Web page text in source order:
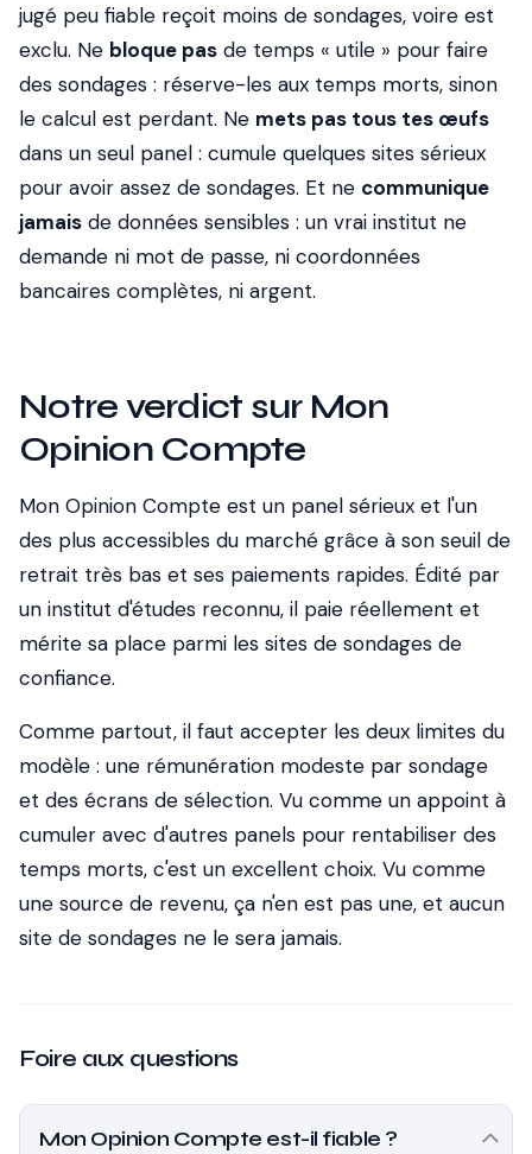
jugé peu fiable reçoit moins de sondages, voire est
exclu. Ne bloque pas de temps « utile » pour faire
des sondages : réserve-les aux temps morts, sinon
le calcul est perdant. Ne mets pas tous tes œufs
dans un seul panel : cumule quelques sites sérieux
pour avoir assez de sondages. Et ne communique
jamais de données sensibles : un vrai institut ne
demande ni mot de passe, ni coordonnées
bancaires complètes, ni argent.
Notre verdict sur Mon
Opinion Compte
Mon Opinion Compte est un panel sérieux et l'un
des plus accessibles du marché grâce à son seuil de
retrait très bas et ses paiements rapides. Édité par
un institut d'études reconnu, il paie réellement et
mérite sa place parmi les sites de sondages de
confiance.
Comme partout, il faut accepter les deux limites du
modèle : une rémunération modeste par sondage
et des écrans de sélection. Vu comme un appoint à
cumuler avec d'autres panels pour rentabiliser des
temps morts, c'est un excellent choix. Vu comme
une source de revenu, ça n'en est pas une, et aucun
site de sondages ne le sera jamais.
Foire aux questions
Mon Opinion Compte est-il fiable ?